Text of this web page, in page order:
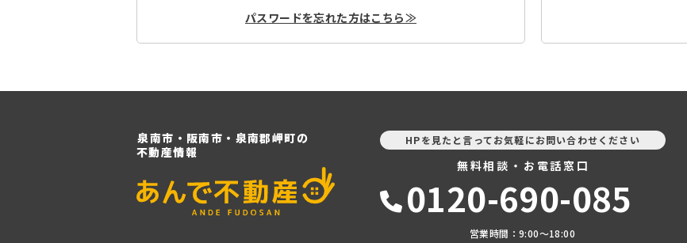
パスワードを忘れた方はこちら≫
泉南市・阪南市・泉南郡岬町の
不動産情報
HPを見たと言ってお気軽にお問い合わせください
無料相談・お電話窓口
0120-690-085
営業時間：9:00〜18:00